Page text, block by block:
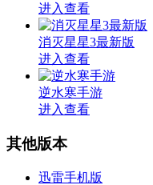
进入查看
消灭星星3最新版
进入查看
逆水寒手游
进入查看
其他版本
迅雷手机版